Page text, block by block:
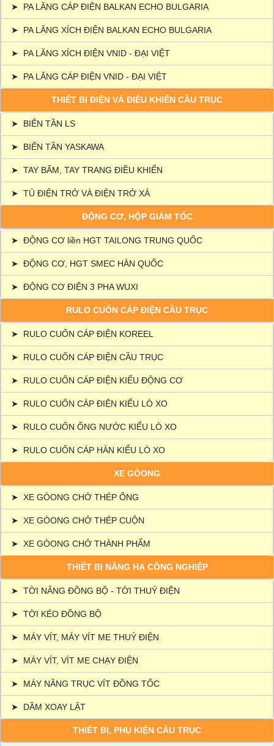
➤ PA LĂNG CÁP ĐIỆN BALKAN ECHO BULGARIA
➤ PA LĂNG XÍCH ĐIỆN BALKAN ECHO BULGARIA
➤ PA LĂNG XÍCH ĐIỆN VNID - ĐẠI VIỆT
➤ PA LĂNG CÁP ĐIỆN VNID - ĐẠI VIỆT
THIẾT BỊ ĐIỆN VÀ ĐIỀU KHIỂN CẦU TRỤC
➤ BIẾN TẦN LS
➤ BIẾN TẦN YASKAWA
➤ TAY BẤM, TAY TRANG ĐIỀU KHIỂN
➤ TỦ ĐIỆN TRỞ VÀ ĐIỆN TRỞ XẢ
ĐỘNG CƠ, HỘP GIẢM TỐC
➤ ĐỘNG CƠ liền HGT TAILONG TRUNG QUỐC
➤ ĐỘNG CƠ, HGT SMEC HÀN QUỐC
➤ ĐỘNG CƠ ĐIỆN 3 PHA WUXI
RULO CUỐN CÁP ĐIỆN CẦU TRỤC
➤ RULO CUỐN CÁP ĐIỆN KOREEL
➤ RULO CUỐN CÁP ĐIỆN CẦU TRỤC
➤ RULO CUỐN CÁP ĐIỆN KIỂU ĐỘNG CƠ
➤ RULO CUỐN CÁP ĐIỆN KIỂU LÒ XO
➤ RULO CUỐN ỐNG NƯỚC KIỂU LÒ XO
➤ RULO CUỐN CÁP HÀN KIỂU LÒ XO
XE GÒONG
➤ XE GÒONG CHỞ THÉP ỐNG
➤ XE GÒONG CHỞ THÉP CUỘN
➤ XE GÒONG CHỞ THÀNH PHẨM
THIẾT BỊ NÂNG HẠ CÔNG NGHIỆP
➤ TỜI NÂNG ĐỒNG BỘ - TỜI THUỶ ĐIỆN
➤ TỜI KÉO ĐỒNG BỘ
➤ MÁY VÍT, MÁY VÍT ME THUỶ ĐIỆN
➤ MÁY VÍT, VÍT ME CHẠY ĐIỆN
➤ MÁY NÂNG TRỤC VÍT ĐỒNG TỐC
➤ DẦM XOAY LẬT
THIẾT BỊ, PHỤ KIỆN CẦU TRỤC